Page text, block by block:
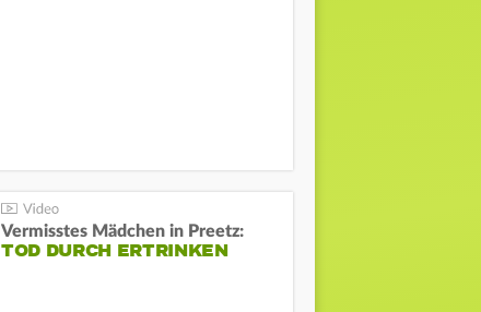
Vermisstes Mädchen in Preetz:
TOD DURCH ERTRINKEN